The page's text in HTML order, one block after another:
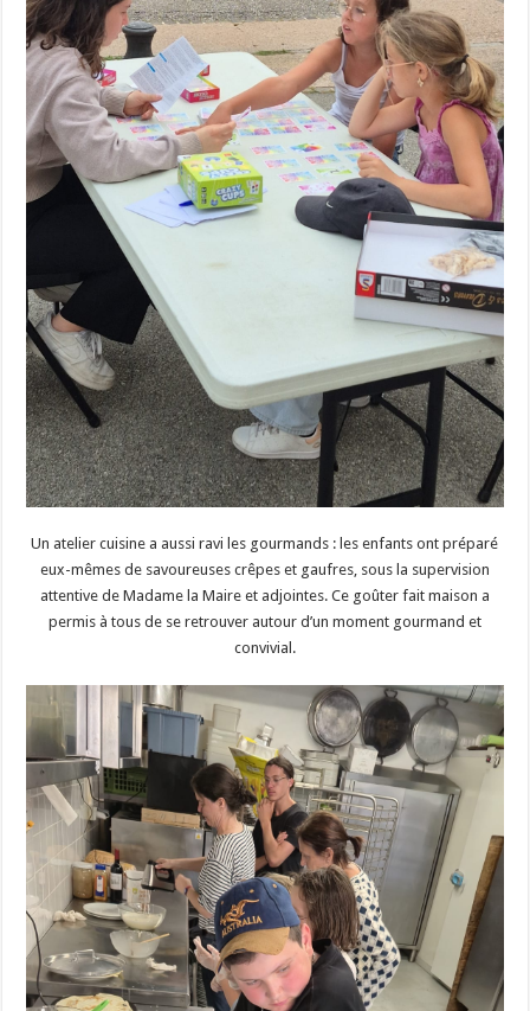
Un atelier cuisine a aussi ravi les gourmands : les enfants ont préparé
eux-mêmes de savoureuses crêpes et gaufres, sous la supervision
attentive de Madame la Maire et adjointes. Ce goûter fait maison a
permis à tous de se retrouver autour d’un moment gourmand et
convivial.